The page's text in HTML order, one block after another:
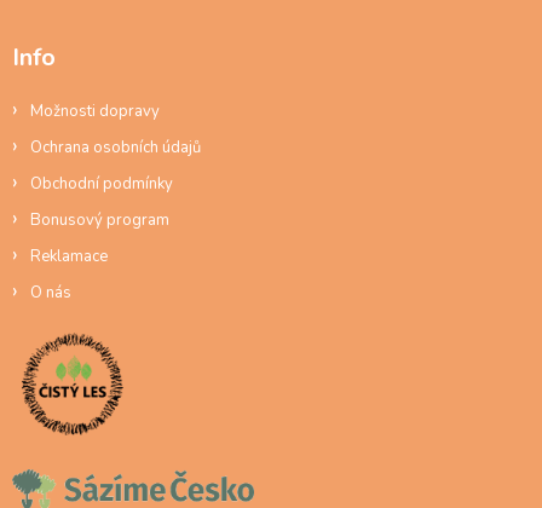
Info
Možnosti dopravy
Ochrana osobních údajů
Obchodní podmínky
Bonusový program
Reklamace
O nás